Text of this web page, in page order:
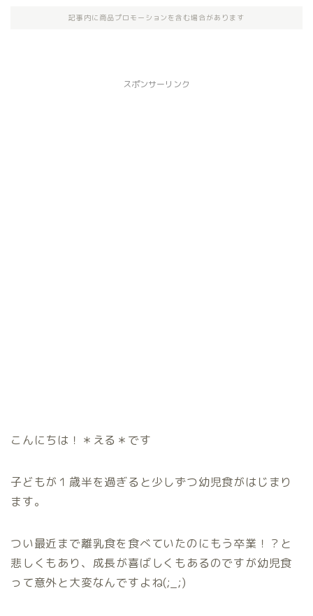
記事内に商品プロモーションを含む場合があります
スポンサーリンク
こんにちは！＊える＊です
子どもが１歳半を過ぎると少しずつ幼児食がはじまり
ます。
つい最近まで離乳食を食べていたのにもう卒業！？と
悲しくもあり、成長が喜ばしくもあるのですが幼児食
って意外と大変なんですよね(;_;)